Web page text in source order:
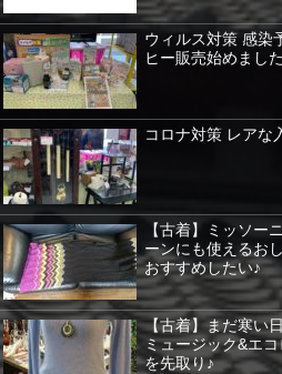
ウィルス対策 感染
ヒー販売始めました
コロナ対策 レアな
【古着】ミッソー
ーンにも使えるお
おすすめしたい♪
【古着】まだ寒い
ミュージック&エ
を先取り♪